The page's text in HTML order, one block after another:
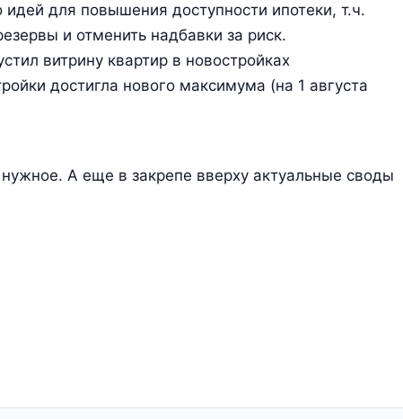
идей для повышения доступности ипотеки, т.ч.
и отменить надбавки за риск.
витрину квартир в новостройках
достигла нового максимума (на 1 августа
А еще в закрепе вверху актуальные своды